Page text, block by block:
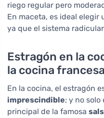
riego regular pero
En maceta, es ideal
ya que el sistema
Estragón en la
la cocina
En la cocina, el estragón
imprescindible; y no solo
principal de la famosa